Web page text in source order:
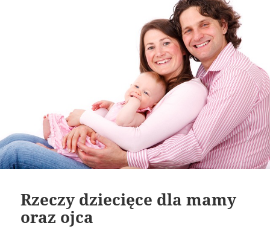
Rzeczy dziecięce dla mamy
oraz ojca